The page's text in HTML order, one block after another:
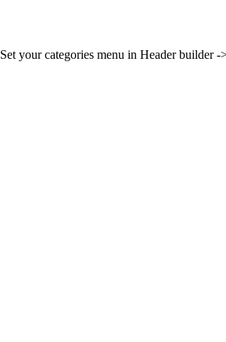
Set your categories menu in Header builder